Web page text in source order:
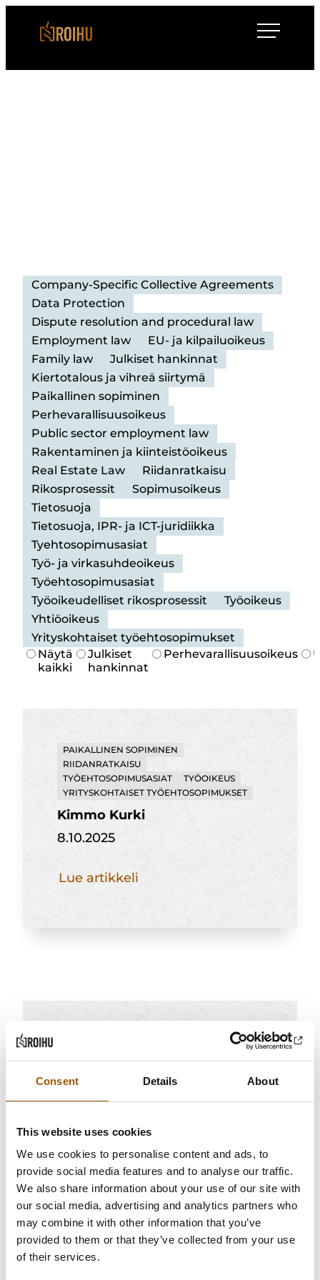
Consent Details About
This website uses cookies
We use cookies to personalise content and ads, to
provide social media features and to analyse our traffic.
We also share information about your use of our site with
our social media, advertising and analytics partners who
may combine it with other information that you’ve
provided to them or that they’ve collected from your use
of their services.
suoraanRoihulaw
Company-Specific Collective Agreements
Data Protection
Dispute resolution and procedural law
Employment law
EU- ja kilpailuoikeus
Family law
Julkiset hankinnat
Kiertotalous ja vihreä siirtymä
Paikallinen sopiminen
Perhevarallisuusoikeus
Public sector employment law
Rakentaminen ja kiinteistöoikeus
Real Estate Law
Riidanratkaisu
Rikosprosessit
Sopimusoikeus
Tietosuoja
Tietosuoja, IPR- ja ICT-juridiikka
Tyehtosopimusasiat
Työ- ja virkasuhdeoikeus
Työehtosopimusasiat
Työoikeudelliset rikosprosessit
Työoikeus
Yhtiöoikeus
Yrityskohtaiset työehtosopimukset
Näytä
kaikki
Julkiset
hankinnat
Perhevarallisuusoikeus
PAIKALLINEN SOPIMINEN
RIIDANRATKAISU
TYÖEHTOSOPIMUSASIAT
TYÖOIKEUS
YRITYSKOHTAISET TYÖEHTOSOPIMUKSET
Kimmo Kurki
8.10.2025
Lue artikkeli
Kimmo
RIIDANRATKAISU
TYÖ- JA VIRKASUHDEOIKEUS
TYÖOIKEUS
Anssi Kriikkula
30.4.2025
Lue artikkeli
Anssi
Kriikkula